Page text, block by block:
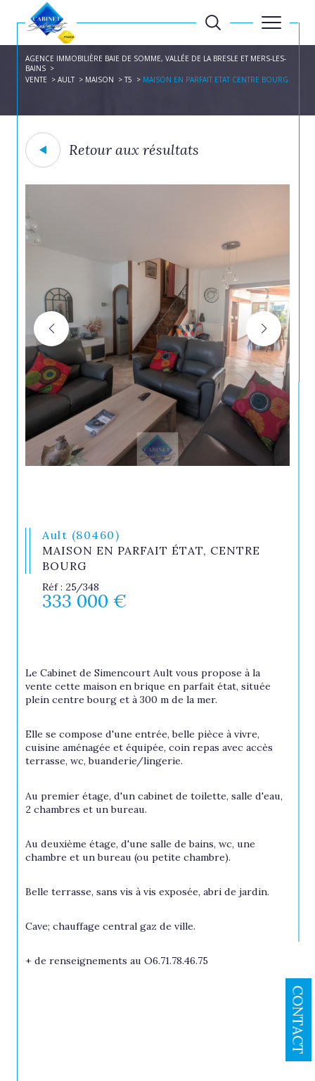
CONTACT
AGENCE IMMOBILIÈRE BAIE DE SOMME, VALLÉE DE LA BRESLE ET MERS-LES-
BAINS
VENTE
AULT MAISON T5 MAISON EN PARFAIT ETAT CENTRE BOURG
Retour aux résultats
Ault (80460)
MAISON EN PARFAIT ÉTAT, CENTRE
BOURG
Réf : 25/348
333 000 €
Le Cabinet de Simencourt Ault vous propose à la
vente cette maison en brique en parfait état, située
plein centre bourg et à 300 m de la mer.
Elle se compose d'une entrée, belle pièce à vivre,
cuisine aménagée et équipée, coin repas avec accès
terrasse, wc, buanderie/lingerie.
Au premier étage, d'un cabinet de toilette, salle d'eau,
2 chambres et un bureau.
Au deuxième étage, d'une salle de bains, wc, une
chambre et un bureau (ou petite chambre).
Belle terrasse, sans vis à vis exposée, abri de jardin.
Cave; chauffage central gaz de ville.
+ de renseignements au O6.71.78.46.75